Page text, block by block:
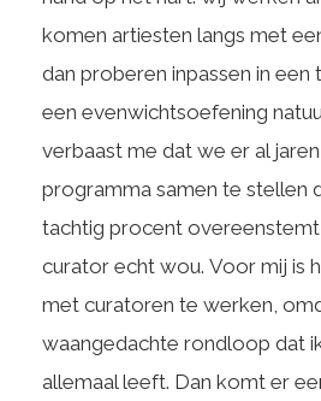
komen artiesten langs met
dan proberen inpassen in een
een evenwichtsoefening
verbaast me dat we er al
programma samen te stellen
tachtig procent
curator echt wou. Voor mij is
met curatoren te werken,
waangedachte rondloop dat
allemaal leeft. Dan komt er